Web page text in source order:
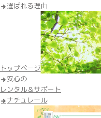
選ばれる理由
トップページ
安心の
レンタル＆サポート
ナチュレール